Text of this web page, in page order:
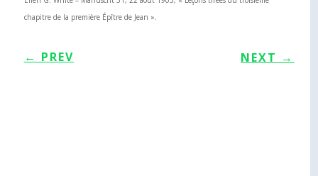
chapitre de la première Épître de Jean ».
← PREV NEXT →